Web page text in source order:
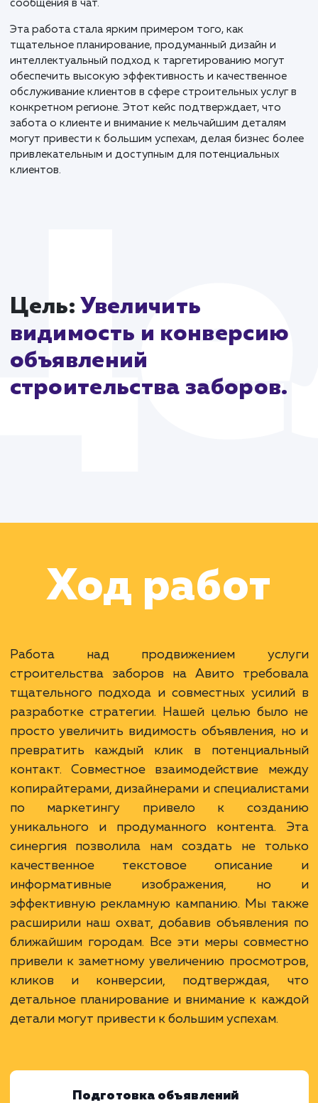
Результаты работы за 2 недели впечатляют:
объявления выросли до 12, расходы составили 5
₽, 349 просмотров с увеличением на 100%,
контакты достигла 19,77% с общим числом
69 и увеличением на 100%, добавление в избранное
увеличилось на 100%, а полученные контакты
разделились на 47 просмотров телефона и 22
сообщения в чат.
Эта работа стала ярким примером того, как
тщательное планирование, продуманный дизайн и
привлекательным и доступным для потенциальных
клиентов.
объявлений
Ход работ
Работа над продвижением
строительства заборов на Авито
тщательного подхода и совместных
разработке стратегии. Нашей целью
просто увеличить видимость объявления,
превратить каждый клик в
контакт. Совместное взаимодействие
копирайтерами, дизайнерами и
по маркетингу привело к
качественное текстовое